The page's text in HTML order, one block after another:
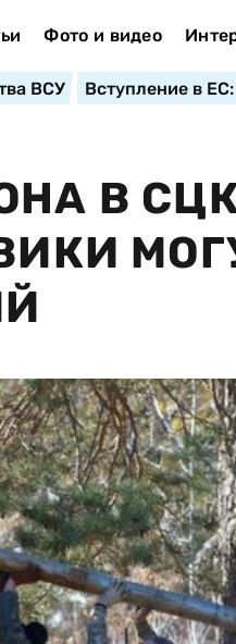
Фото и видео
ВСУ Вступление в
В